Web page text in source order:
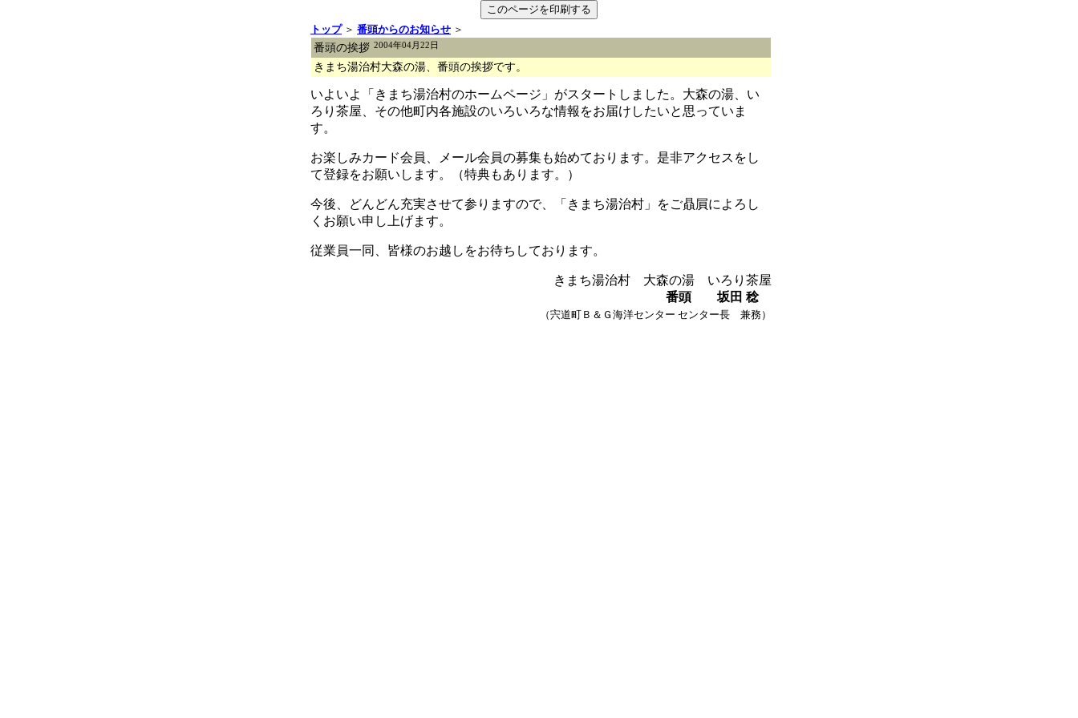
トップ ＞ 番頭からのお知らせ ＞
番頭の挨拶 2004年04月22日
きまち湯治村大森の湯、番頭の挨拶です。
いよいよ「きまち湯治村のホームページ」がスタートしました。大森の湯、い
ろり茶屋、その他町内各施設のいろいろな情報をお届けしたいと思っていま
す。
お楽しみカード会員、メール会員の募集も始めております。是非アクセスをし
て登録をお願いします。（特典もあります。）
今後、どんどん充実させて参りますので、「きまち湯治村」をご贔屓によろし
くお願い申し上げます。
従業員一同、皆様のお越しをお待ちしております。
きまち湯治村 大森の湯 いろり茶屋
番頭 坂田 稔
（宍道町Ｂ＆Ｇ海洋センター センター長 兼務）